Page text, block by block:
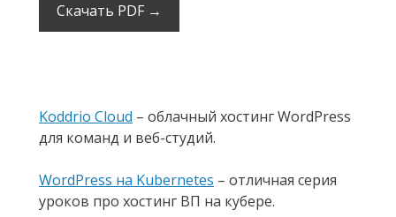
Скачать PDF →
Koddrio Cloud – облачный хостинг WordPress
для команд и веб-студий.
WordPress на Kubernetes – отличная серия
уроков про хостинг ВП на кубере.